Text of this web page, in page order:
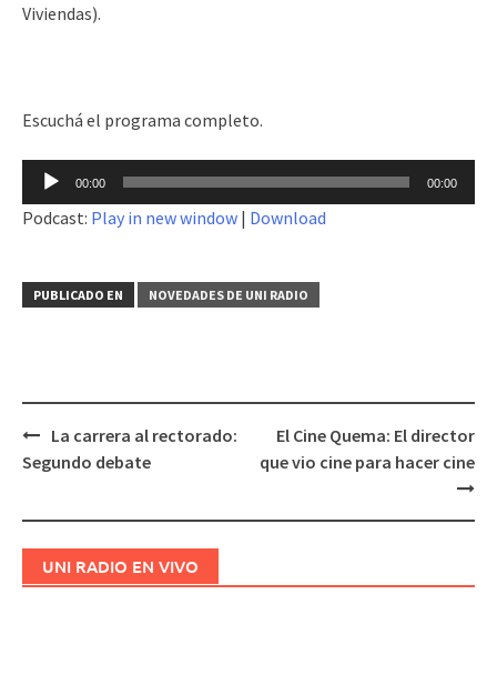
Viviendas).
Escuchá el programa completo.
Reproductor
audio
00:00 00:00
Podcast: Play in new window | Download
PUBLICADO EN NOVEDADES DE UNI RADIO
Navegación
de
La carrera al rectorado:
Segundo debate
El Cine Quema: El director
que vio cine para hacer cine
UNI RADIO EN VIVO